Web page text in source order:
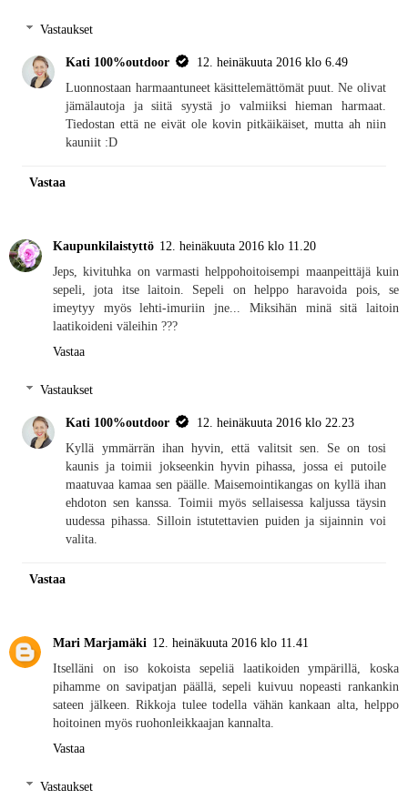
Vastaukset
Kati 100%outdoor
12. heinäkuuta 2016 klo 6.49
Luonnostaan harmaantuneet käsittelemättömät puut. Ne olivat
jämälautoja ja siitä syystä jo valmiiksi hieman harmaat.
Tiedostan että ne eivät ole kovin pitkäikäiset, mutta ah niin
kauniit :D
Vastaa
Kaupunkilaistyttö 12. heinäkuuta 2016 klo 11.20
Jeps, kivituhka on varmasti helppohoitoisempi maanpeittäjä kuin
sepeli, jota itse laitoin. Sepeli on helppo haravoida pois, se
imeytyy myös lehti-imuriin jne... Miksihän minä sitä laitoin
laatikoideni väleihin ???
Vastaa
Vastaukset
Kati 100%outdoor
12. heinäkuuta 2016 klo 22.23
Kyllä ymmärrän ihan hyvin, että valitsit sen. Se on tosi
kaunis ja toimii jokseenkin hyvin pihassa, jossa ei putoile
maatuvaa kamaa sen päälle. Maisemointikangas on kyllä ihan
ehdoton sen kanssa. Toimii myös sellaisessa kaljussa täysin
uudessa pihassa. Silloin istutettavien puiden ja sijainnin voi
valita.
Vastaa
Mari Marjamäki 12. heinäkuuta 2016 klo 11.41
Itselläni on iso kokoista sepeliä laatikoiden ympärillä, koska
pihamme on savipatjan päällä, sepeli kuivuu nopeasti rankankin
sateen jälkeen. Rikkoja tulee todella vähän kankaan alta, helppo
hoitoinen myös ruohonleikkaajan kannalta.
Vastaa
Vastaukset